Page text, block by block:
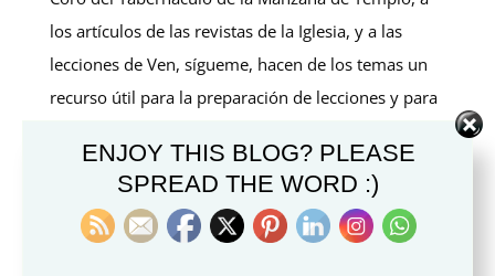
los artículos de las revistas de la Iglesia, y a las
lecciones de Ven, sígueme, hacen de los temas un
recurso útil para la preparación de lecciones y para
Jessica Strong de Alpine, Utah, dijo que usa Temas
del Evangelio para mantener su estudio enfocado y
aprender más sobre temas específicos sobre los
ENJOY THIS BLOG? PLEASE
SPREAD THE WORD :)